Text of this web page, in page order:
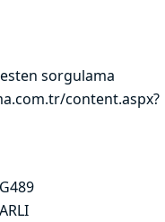
sorgulama
content.aspx?